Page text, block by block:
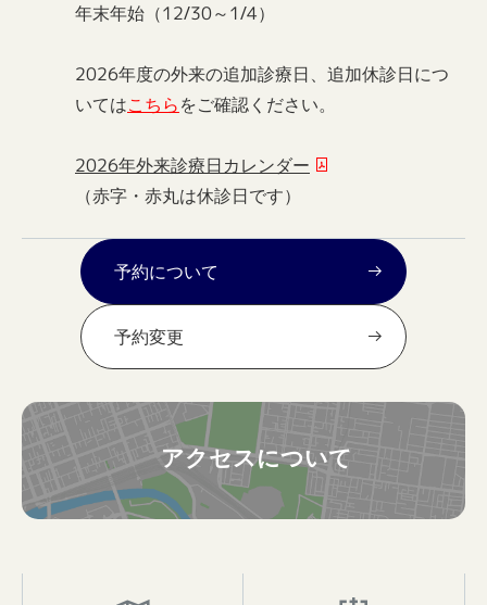
年末年始（12/30～1/4）
2026年度の外来の追加診療日、追加休診日につ
いてはこちらをご確認ください。
2026年外来診療日カレンダー
（赤字・赤丸は休診日です）
予約について
予約変更
アクセスについて